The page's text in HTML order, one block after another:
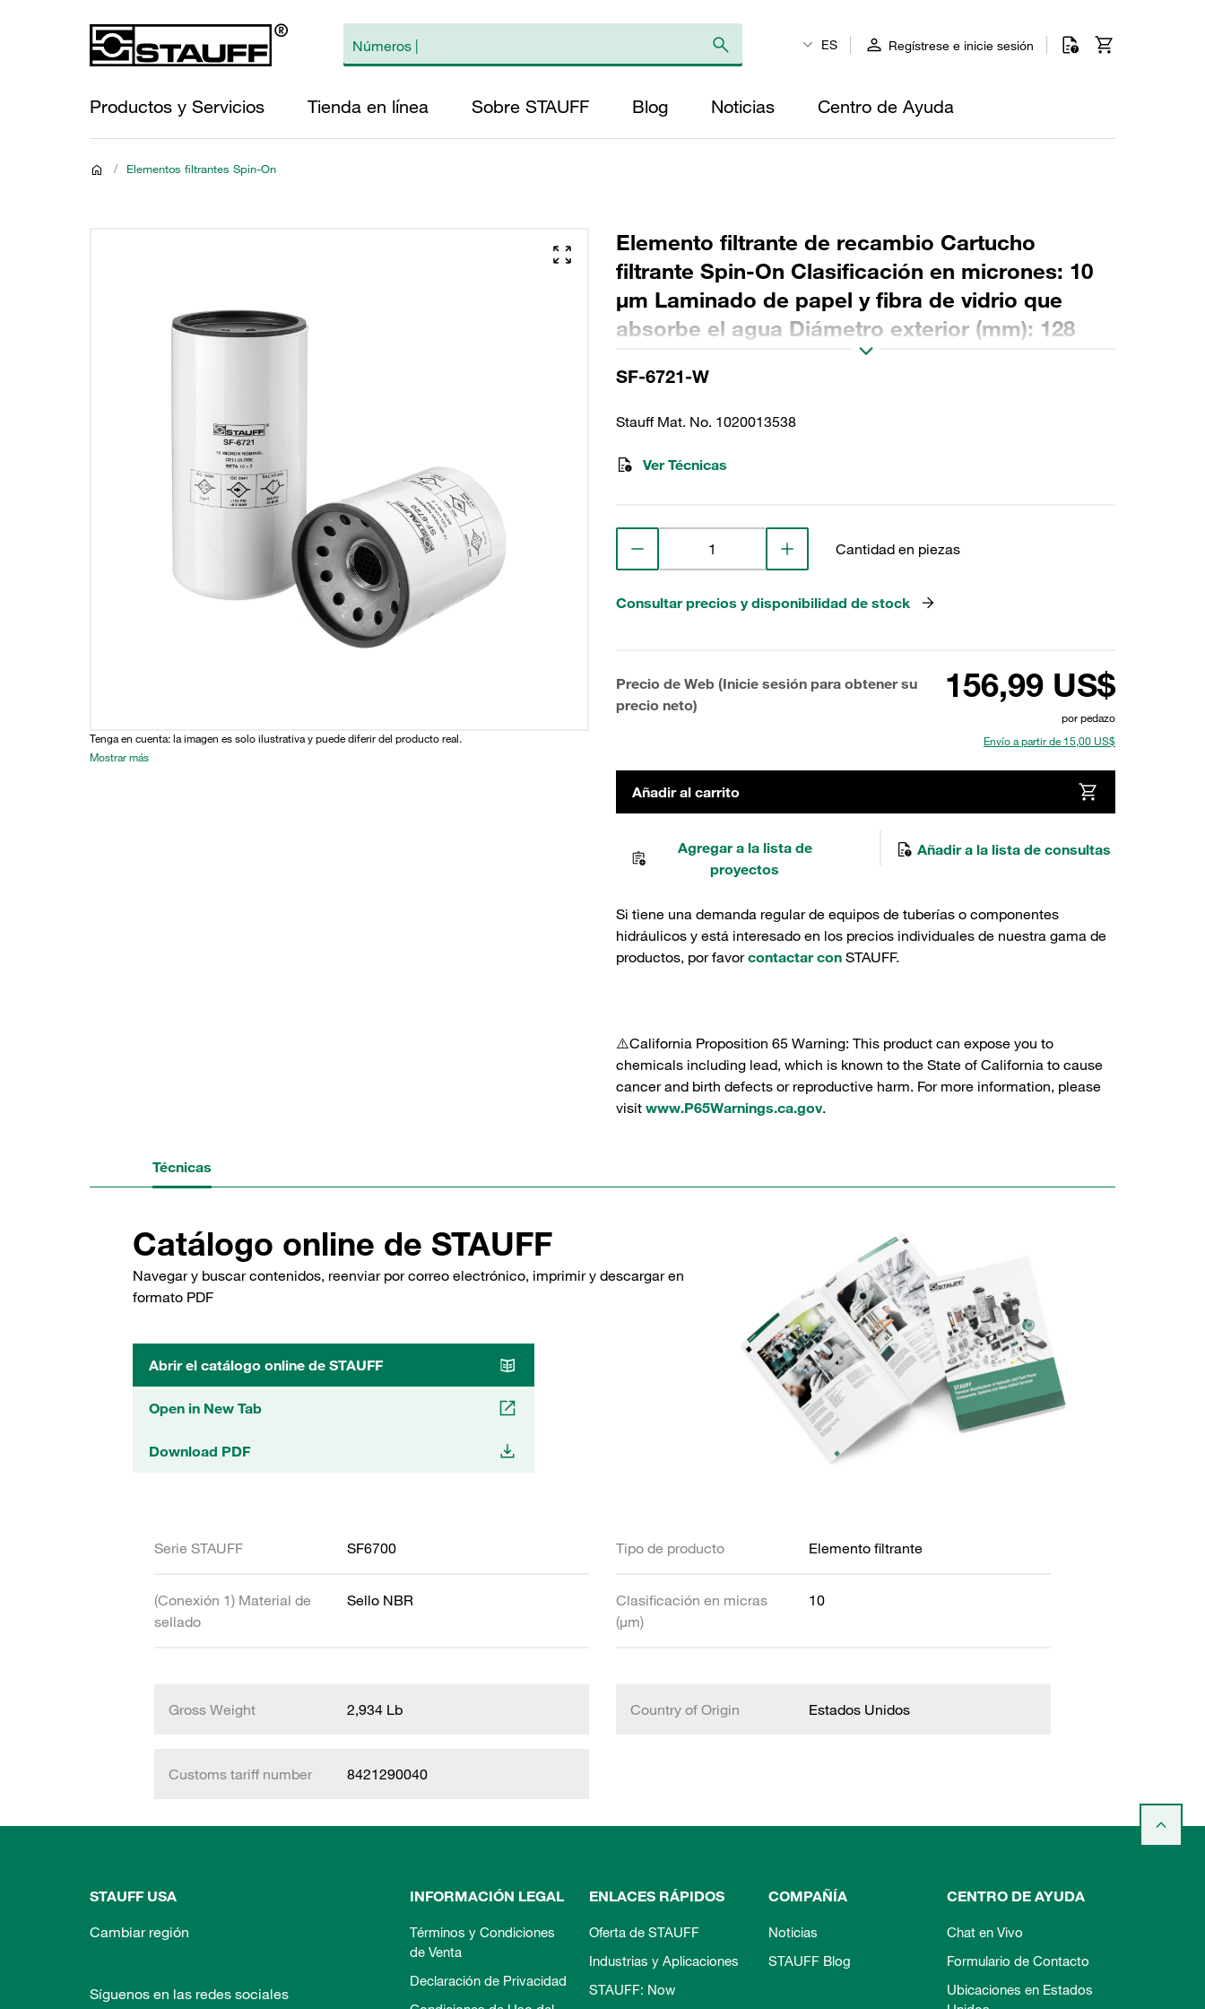
ES Regístrese e inicie sesión
Productos y Servicios Tienda en línea Sobre STAUFF Blog Noticias Centro de Ayuda
/ Elementos filtrantes Spin-On
Tenga en cuenta: la imagen es solo ilustrativa y puede diferir del producto real.
Mostrar más
Elemento filtrante de recambio Cartucho
filtrante Spin-On Clasificación en micrones: 10
µm Laminado de papel y fibra de vidrio que
absorbe el agua Diámetro exterior (mm): 128
Longitud (mm): 270 Sellado: NBR, relación β >2
SF-6721-W
Stauff Mat. No. 1020013538
Ver Técnicas
Cantidad en piezas
Consultar precios y disponibilidad de stock
Precio de Web (Inicie sesión para obtener su
precio neto)
156,99 US$
por pedazo
Envío a partir de 15,00 US$
Añadir al carrito
Agregar a la lista de
proyectos
Añadir a la lista de consultas
Si tiene una demanda regular de equipos de tuberías o componentes
hidráulicos y está interesado en los precios individuales de nuestra gama de
productos, por favorcontactar con STAUFF.
⚠️California Proposition 65 Warning: This product can expose you to
chemicals including lead, which is known to the State of California to cause
cancer and birth defects or reproductive harm. For more information, please
visit www.P65Warnings.ca.gov.
Técnicas
Catálogo online de STAUFF
Navegar y buscar contenidos, reenviar por correo electrónico, imprimir y descargar en
formato PDF
Abrir el catálogo online de STAUFF
Open in New Tab
Download PDF
Serie STAUFF SF6700 Tipo de producto Elemento filtrante
(Conexión 1) Material de
sellado
Sello NBR
Clasificación en micras
(µm)
10
Gross Weight 2,934 Lb Country of Origin Estados Unidos
Customs tariff number 8421290040
STAUFF USA
Cambiar región
Síguenos en las redes sociales
INFORMACIÓN LEGAL
Términos y Condiciones
de Venta
Declaración de Privacidad
ENLACES RÁPIDOS
Oferta de STAUFF
Industrias y Aplicaciones
STAUFF: Now
COMPAÑÍA
Noticias
STAUFF Blog
CENTRO DE AYUDA
Chat en Vivo
Formulario de Contacto
Ubicaciones en Estados